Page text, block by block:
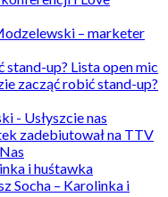
– marketer
zacząć robić stand-up?
zadebiutował na TTV
Socha – Karolinka i